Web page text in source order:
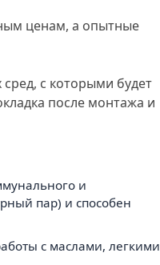
ценам, а опытные
с которыми будет
после монтажа и
и
пар) и способен
с маслами, легкими